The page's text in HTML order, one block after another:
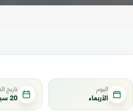
اليوم
الأربعاء
تاريخ
20 سبتمبر 2017